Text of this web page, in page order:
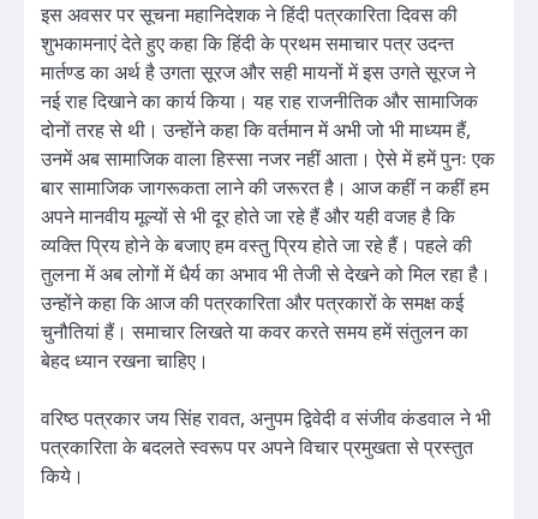
इस अवसर पर सूचना महानिदेशक ने हिंदी पत्रकारिता दिवस की
शुभकामनाएं देते हुए कहा कि हिंदी के प्रथम समाचार पत्र उदन्त
मार्तण्ड का अर्थ है उगता सूरज और सही मायनों में इस उगते सूरज ने
नई राह दिखाने का कार्य किया। यह राह राजनीतिक और सामाजिक
दोनों तरह से थी। उन्होंने कहा कि वर्तमान में अभी जो भी माध्यम हैं,
उनमें अब सामाजिक वाला हिस्सा नजर नहीं आता। ऐसे में हमें पुनः एक
बार सामाजिक जागरूकता लाने की जरूरत है। आज कहीं न कहीं हम
अपने मानवीय मूल्यों से भी दूर होते जा रहे हैं और यही वजह है कि
व्यक्ति प्रिय होने के बजाए हम वस्तु प्रिय होते जा रहे हैं। पहले की
तुलना में अब लोगों में धैर्य का अभाव भी तेजी से देखने को मिल रहा है।
उन्होंने कहा कि आज की पत्रकारिता और पत्रकारों के समक्ष कई
चुनौतियां हैं। समाचार लिखते या कवर करते समय हमें संतुलन का
बेहद ध्यान रखना चाहिए।
वरिष्ठ पत्रकार जय सिंह रावत, अनुपम द्विवेदी व संजीव कंडवाल ने भी
पत्रकारिता के बदलते स्वरूप पर अपने विचार प्रमुखता से प्रस्तुत
किये।